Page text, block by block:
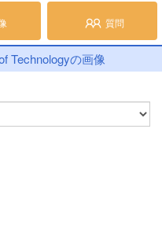
質問
Technologyの画像